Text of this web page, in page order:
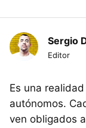
Sergio
Editor
Es una
autónomos.
ven obligados